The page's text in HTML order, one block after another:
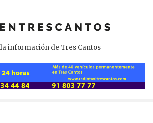
información de Tres Cantos